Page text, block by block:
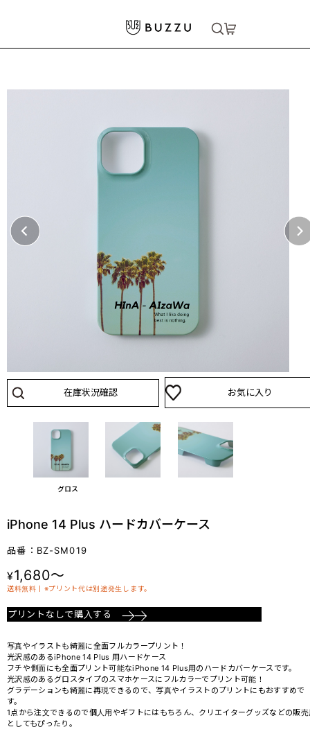
iPhone 14 Plus ハードカバーケース
在庫状況確認 お気に入り
グロス
iPhone 14 Plus ハードカバーケース
品番：BZ-SM019
¥1,680～
送料無料丨※プリント代は別途発生します。
プリントなしで購入する
写真やイラストも綺麗に全面フルカラープリント！
光沢感のあるiPhone 14 Plus 用ハードケース
フチや側面にも全面プリント可能なiPhone 14 Plus用のハードカバーケースです。
光沢感のあるグロスタイプのスマホケースにフルカラーでプリント可能！
グラデーションも綺麗に再現できるので、写真やイラストのプリントにもおすすめで
す。
1点から注文できるので個人用やギフトにはもちろん、クリエイターグッズなどの販売
としてもぴったり。